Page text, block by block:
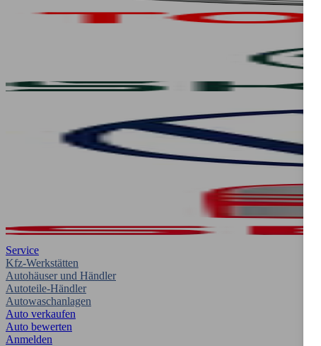
Service
Kfz-Werkstätten
Autohäuser und Händler
Autoteile-Händler
Autowaschanlagen
Auto verkaufen
Auto bewerten
Anmelden